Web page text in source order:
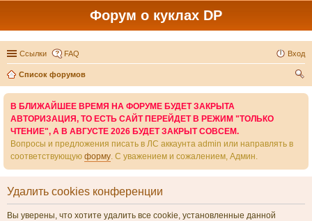
Форум о куклах DP
Ссылки FAQ Вход
Список форумов
В БЛИЖАЙШЕЕ ВРЕМЯ НА ФОРУМЕ БУДЕТ ЗАКРЫТА
АВТОРИЗАЦИЯ, ТО ЕСТЬ САЙТ ПЕРЕЙДЕТ В РЕЖИМ "ТОЛЬКО
ЧТЕНИЕ", А В АВГУСТЕ 2026 БУДЕТ ЗАКРЫТ СОВСЕМ.
Вопросы и предложения писать в ЛС аккаунта admin или направлять в
соответствующую форму. С уважением и сожалением, Админ.
Удалить cookies конференции
Вы уверены, что хотите удалить все cookie, установленные данной